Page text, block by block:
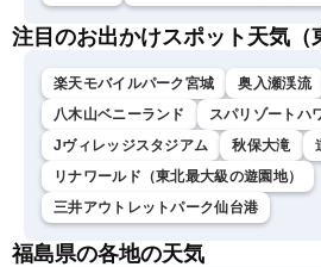
注目のお出かけスポット天気（
楽天モバイルパーク宮城 奥入瀬渓流
八木山ベニーランド
スパリゾートハ
Jヴィレッジスタジアム
秋保大滝
リナワールド（東北最大級の遊園地）
三井アウトレットパーク仙台港
福島県の各地の天気